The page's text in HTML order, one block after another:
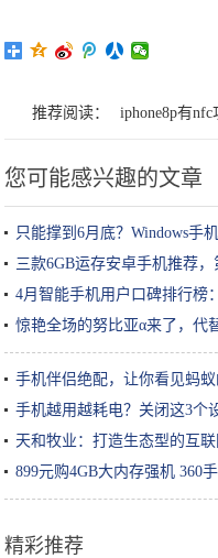
推荐阅读： iphone8p有
您可能感兴趣的文章
只能撑到6月底？Windows手
三款6GB运存安卓手机推荐，
4月智能手机用户口碑排行榜
惊艳全场的努比亚α来了，代
手机伴侣绝配，让你看见蚂
手机越用越耗电？关闭这3个
天和牧业：打造生态型的互
899元购4GB大内存强机 360
精彩推荐